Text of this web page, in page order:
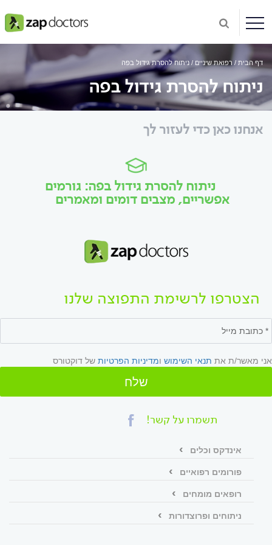
דף הבית רפואת שיניים ניתוח להסרת גידול בפה
ניתוח להסרת גידול בפה
אנחנו כאן כדי לעזור לך
ניתוח להסרת גידול בפה: גורמים
אפשריים, מצבים דומים ומאמרים
הצטרפו לרשימת התפוצה שלנו
אני מאשר/ת את תנאי השימוש ומדיניות הפרטיות של דוקטורס
שלח
תשמרו על קשר!
אינדקס וכלים
פורומים רפואיים
רופאים מומחים
ניתוחים ופרוצדורות